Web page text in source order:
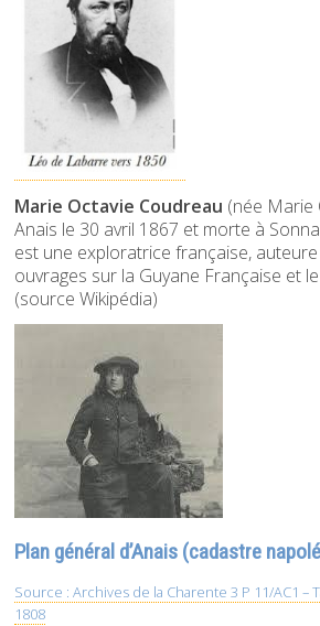
Marie Octavie Coudreau (née Marie
Anais le 30 avril 1867 et morte à
est une exploratrice française,
ouvrages sur la Guyane Française et
(source Wikipédia)
Plan général d’Anais (cadastre
Source : Archives de la Charente 3 P 11/AC1 –
1808